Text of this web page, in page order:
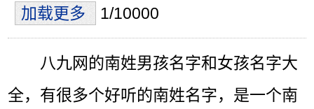
加载更多
1/10000
八九网的南姓男孩名字和女孩名字大
全，有很多个好听的南姓名字，是一个南